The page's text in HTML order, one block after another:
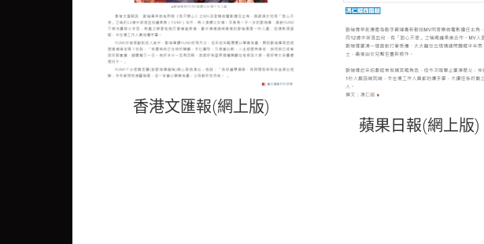
香港文匯報(網上版)
蘋果日報(網上版)